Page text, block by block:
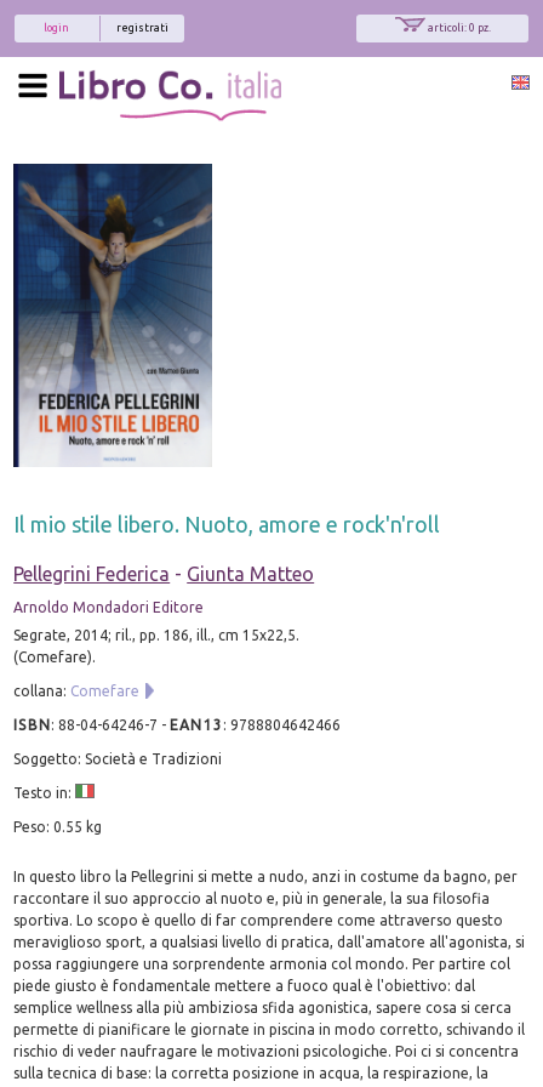
articoli: 0 pz.
registrati
login
Il mio stile libero. Nuoto, amore e rock'n'roll
Pellegrini Federica - Giunta Matteo
Arnoldo Mondadori Editore
Segrate, 2014; ril., pp. 186, ill., cm 15x22,5.
(Comefare).
collana: Comefare
ISBN:88-04-64246-7 - EAN13 :9788804642466
Soggetto: Società e Tradizioni
Testo in:
Peso: 0.55 kg
In questo libro la Pellegrini si mette a nudo, anzi in costume da bagno, per
raccontare il suo approccio al nuoto e, più in generale, la sua filosofia
sportiva. Lo scopo è quello di far comprendere come attraverso questo
meraviglioso sport, a qualsiasi livello di pratica, dall'amatore all'agonista, si
possa raggiungere una sorprendente armonia col mondo. Per partire col
piede giusto è fondamentale mettere a fuoco qual è l'obiettivo: dal
semplice wellness alla più ambiziosa sfida agonistica, sapere cosa si cerca
permette di pianificare le giornate in piscina in modo corretto, schivando il
rischio di veder naufragare le motivazioni psicologiche. Poi ci si concentra
sulla tecnica di base: la corretta posizione in acqua, la respirazione, la